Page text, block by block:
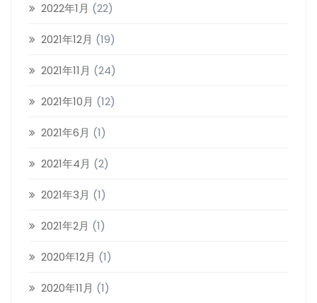
2022年1月 (22)
2021年12月 (19)
2021年11月 (24)
2021年10月 (12)
2021年6月 (1)
2021年4月 (2)
2021年3月 (1)
2021年2月 (1)
2020年12月 (1)
2020年11月 (1)